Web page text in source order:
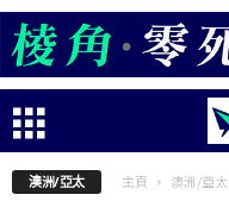
澳洲/亞太 主頁 澳洲/亞太